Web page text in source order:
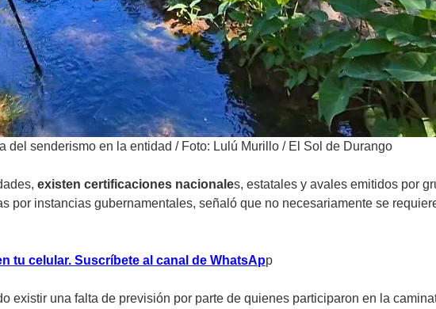
del senderismo en la entidad / Foto: Lulú Murillo / El Sol de Durango
existen certificaciones nacionales, estatales y avales emitidos por
por instancias gubernamentales, señaló que no necesariamente se
tu celular. Suscríbete al canal de WhatsApp
existir una falta de previsión por parte de quienes participaron en la